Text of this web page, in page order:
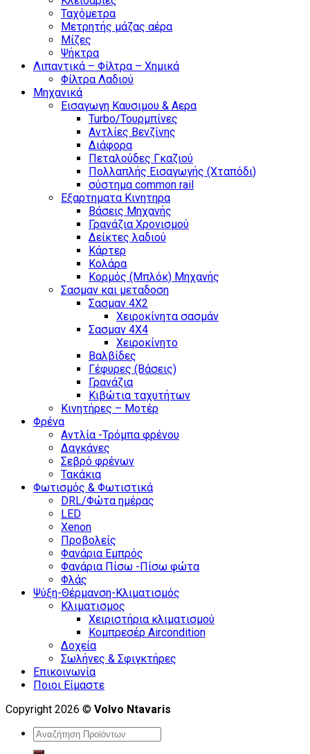
Ταχόμετρα
Μετρητής μάζας αέρα
Μίζες
Ψήκτρα
Λιπαντικά – Φίλτρα – Χημικά
Φίλτρα Λαδιού
Μηχανικά
Εισαγωγη Καυσιμου & Αερα
Turbo/Τουρμπίνες
Αντλίες Βενζίνης
Διάφορα
Πεταλούδες Γκαζιού
Πολλαπλής Εισαγωγής (Χταπόδι)
σύστημα common rail
Εξαρτηματα Κινητηρα
Βάσεις Μηχανής
Γρανάζια Χρονισμού
Δείκτες λαδιού
Κάρτερ
Κολάρα
Κορμός (Μπλόκ) Μηχανής
Σασμαν και μεταδοση
Σασμαν 4Χ2
Χειροκίνητα σασμάν
Σασμαν 4Χ4
Χειροκίνητο
Βαλβίδες
Γέφυρες (Βάσεις)
Γρανάζια
Κιβώτια ταχυτήτων
Κινητήρες – Μοτέρ
Φρένα
Αντλία -Τρόμπα φρένου
Δαγκάνες
Σεβρό φρένων
Τακάκια
Φωτισμός & Φωτιστικά
DRL/Φώτα ημέρας
LED
Xenon
Προβολείς
Φανάρια Εμπρός
Φανάρια Πίσω -Πίσω φώτα
Φλάς
Ψύξη-Θέρμανση-Κλιματισμός
Κλιματισμος
Χειριστήρια κλιματισμού
Κομπρεσέρ Aircondition
Δοχεία
Σωλήνες & Σφιγκτήρες
Επικοινωνία
Ποιοι Είμαστε
Copyright 2026 © Volvo Ntavaris
Search